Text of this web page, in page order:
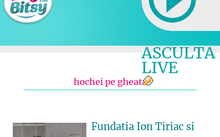
ASCULTA
LIVE
hochei pe gheata
Fundatia Ion Tiriac si